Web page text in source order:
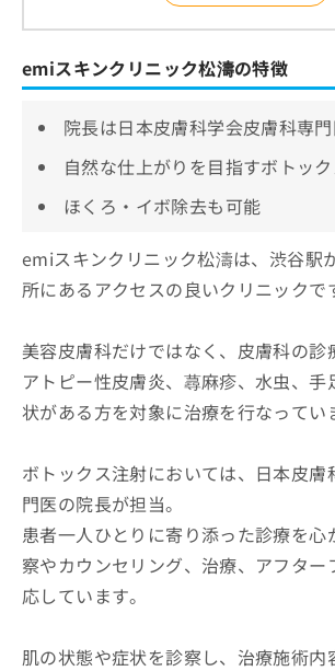
emiスキンクリニック松濤の特徴
院長は日本皮膚科学会皮膚科専
自然な仕上がりを目指すボトッ
ほくろ・イボ除去も可能
emiスキンクリニック松濤は、渋谷駅
所にあるアクセスの良いクリニックで
美容皮膚科だけではなく、皮膚科の診
アトピー性皮膚炎、蕁麻疹、水虫、手
状がある方を対象に治療を行なってい
ボトックス注射においては、日本皮膚
門医の院長が担当。
患者一人ひとりに寄り添った診療を心
察やカウンセリング、治療、アフター
応しています。
肌の状態や症状を診察し、治療施術内